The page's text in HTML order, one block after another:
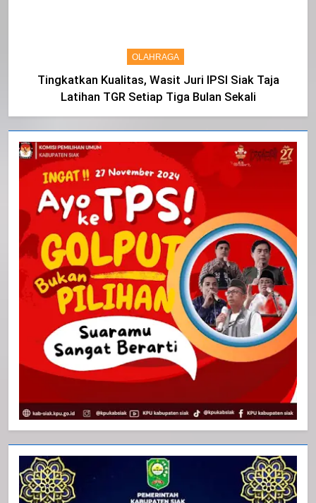
OLAHRAGA
Tingkatkan Kualitas, Wasit Juri IPSI Siak Taja
Latihan TGR Setiap Tiga Bulan Sekali